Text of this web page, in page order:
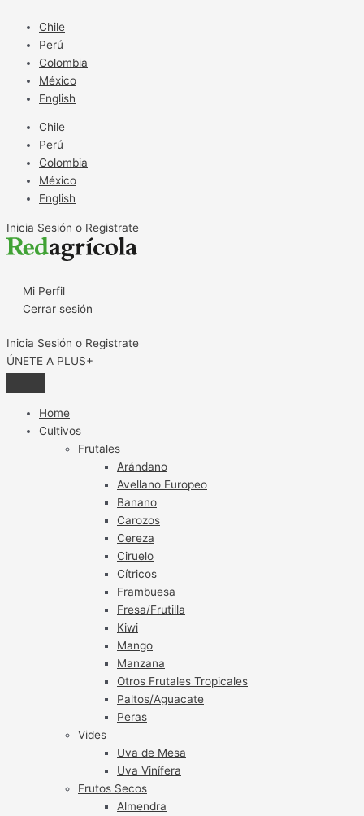
contenido
Chile
Perú
Colombia
México
English
Chile
Perú
Colombia
México
English
Inicia Sesión o Registrate
Mi Perfil
Cerrar sesión
Inicia Sesión o Registrate
ÚNETE A PLUS+
Home
Cultivos
Frutales
Arándano
Avellano Europeo
Banano
Carozos
Cereza
Ciruelo
Cítricos
Frambuesa
Fresa/Frutilla
Kiwi
Mango
Manzana
Otros Frutales Tropicales
Paltos/Aguacate
Peras
Vides
Uva de Mesa
Uva Vinífera
Frutos Secos
Almendra